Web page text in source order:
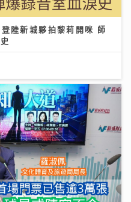
陸新城夥拍黎莉開咪 師